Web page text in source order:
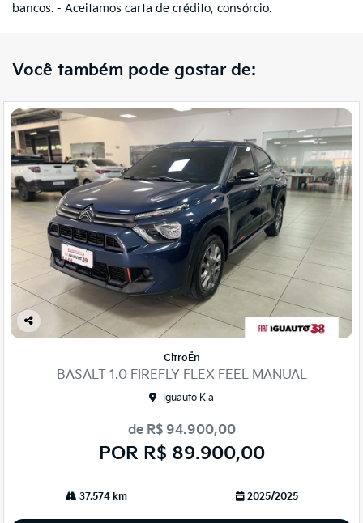
bancos. - Aceitamos carta de crédito, consórcio.
Você também pode gostar de:
Co
CitroËn
BASALT 1.0 FIREFLY FLEX FEEL MANUAL
Iguauto Kia
de R$ 94.900,00
POR R$ 89.900,00
37.574 km 2025/2025